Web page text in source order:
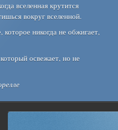
вселенная крутится
вокруг вселенной.
которое никогда не обжигает,
освежает, но не